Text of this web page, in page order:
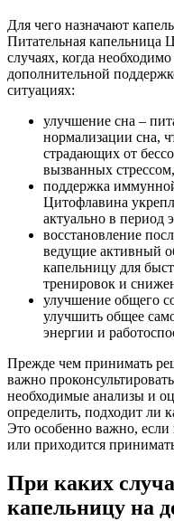
Для чего назначают
Питательная капельница
случаях, когда
дополнительной
ситуациях:
улучшение сна –
нормализации сна,
страдающих от
вызванных
поддержка
Цитофлавина
актуально в период
восстановление
ведущие активный
капельницу для
тренировок и
улучшение общего
улучшить общее
энергии и
Прежде чем принимать
важно
необходимые анализы и
определить, подходит ли
Это особенно важно, если
или приходится
При каких
капельницу на